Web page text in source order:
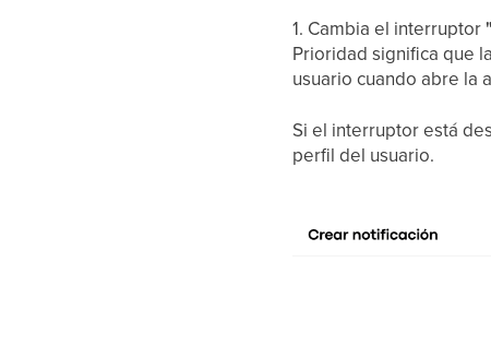
1. Cambia el interruptor
Prioridad significa que
usuario cuando abre la
Si el interruptor está
perfil del usuario.